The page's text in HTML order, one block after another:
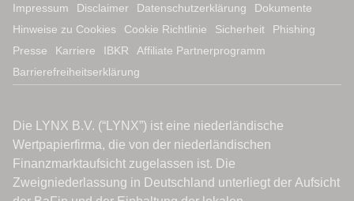
Impressum Disclaimer Datenschutzerklärung
Dokumente
Hinweise zu Cookies
Cookie Richtlinie Sicherheit
Phishing
Presse
Karriere IBKR
Affiliate Partnerprogramm
Barrierefreiheitserklärung